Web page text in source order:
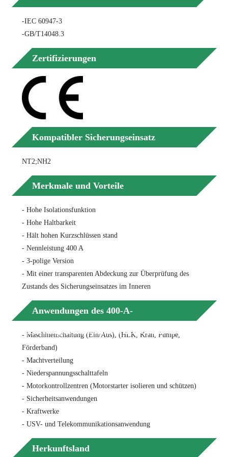
-IEC 60947-3
-GB/T14048.3
Zertifizierungen
Kompatibler Sicherungseinsatz
NT2;NH2
Merkmale und Vorteile
- Hohe Isolationsfunktion
- Hohe Haltbarkeit
- Hält hohen Kurzschlüssen stand
- Nennleistung 400 A
- 3-polige Version
- Mit einer transparenten Abdeckung zur Überprüfung des
Zustands des Sicherungseinsatzes im Inneren
Anwendungen des 400-A-
Sicherungstrennschalters der Größe 02
- Maschinenschaltung (Ein/Aus), (HLK, Kran, Pumpe,
Förderband)
- Machtverteilung
- Niederspannungsschalttafeln
- Motorkontrollzentren (Motorstarter isolieren und schützen)
- Sicherheitsanwendungen
- Kraftwerke
- USV- und Telekommunikationsanwendung
Herkunftsland